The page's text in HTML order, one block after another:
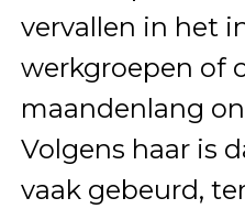
vervallen in het
werkgroepen of
maandenlang
Volgens haar is
vaak gebeurd,